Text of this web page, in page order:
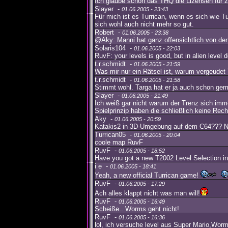
Slayer - 01.06.2005 - 23:43
Für mich ist es Turrican, wenn es sich wie
sich wohl auch nicht mehr so gut.
Robert - 01.06.2005 - 23:38
@Aky: Manni hat ganz offensichtlich von
Solaris104 - 01.06.2005 - 22:03
RuvF: your levels is good, but in alien level
t.r.schmidt - 01.06.2005 - 21:59
Was mir nur ein Rätsel ist, warum
t.r.schmidt - 01.06.2005 - 21:58
Stimmt wohl. Targa hat er ja auch schon
Slayer - 01.06.2005 - 21:49
Ich weiß gar nicht warum der Trenz sich
Spielprinzip haben die schließlich keine
Aky - 01.06.2005 - 20:59
Katakis2 in 3D-Umgebung auf dem C64???
Turrican05 - 01.06.2005 - 20:04
coole map RuvF
RuvF - 01.06.2005 - 18:52
Have you got a new T2002 Level Selection
i e - 01.06.2005 - 18:41
Yeah, a new official Turrican game!
RuvF - 01.06.2005 - 17:29
Ach alles klappt nicht was man will!
RuvF - 01.06.2005 - 16:49
Scheiße.. Worms geht nicht!
RuvF - 01.06.2005 - 16:36
lol, ich versuche level aus Super